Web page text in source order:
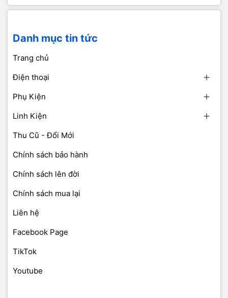
Danh mục tin tức
Trang chủ
Điện thoại
Phụ Kiện
Linh Kiện
Thu Cũ - Đổi Mới
Chính sách bảo hành
Chính sách lên đời
Chính sách mua lại
Liên hệ
Facebook Page
TikTok
Youtube